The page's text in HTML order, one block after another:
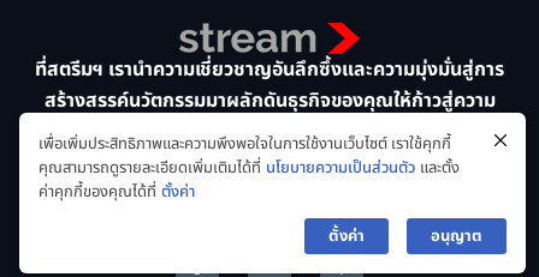
ที่สตรีมฯ เรานำความเชี่ยวชาญอันลึกซึ้งและความมุ่งมั่นสู่การ
สร้างสรรค์นวัตกรรมมาผลักดันธุรกิจของคุณให้ก้าวสู่ความ
สำเร็จในโลกของการทรานส์ฟอร์มดิจิทัล
ทีมผู้เชี่ยวชาญของเราทุ่มเทในการนำเสนอโซลูชันที่ล้ำสมัยและ
ปรับแต่งตามความต้องการ เพื่อให้ทุกโครงการที่เราดำเนินการไม่
เพียงแค่ตอบสนอง แต่ยังเกินความคาดหวังของคุณ
เพื่อเพิ่มประสิทธิภาพและความพึงพอใจในการใช้งานเว็บไซต์ เราใช้คุกกี้
คุณสามารถดูรายละเอียดเพิ่มเติมได้ที่ นโยบายความเป็นส่วนตัว และตั้ง
ค่าคุกกี้ของคุณได้ที่ ตั้งค่า
ตั้งค่า
อนุญาต